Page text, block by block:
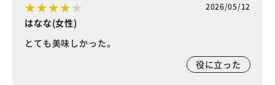
2026/05/12
はなな(女性)
とても美味しかった。
役に立った